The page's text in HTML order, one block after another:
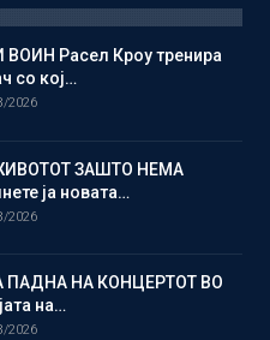
Расел Кроу тренира
со кој…
2026
ЗАШТО НЕМА
ја новата…
2026
ПАДНА НА КОНЦЕРТОТ ВО
на…
2026